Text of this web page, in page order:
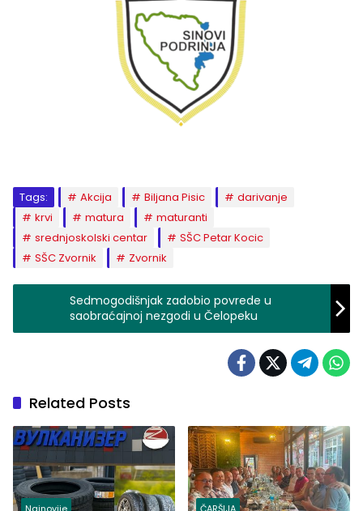
Tags: Akcija Biljana Pisic
darivanje
krvi
matura
maturanti
srednjoskolski centar
SŠC Petar Kocic
SŠC Zvornik
Zvornik
Sedmogodišnjak zadobio povrede u
saobraćajnoj nezgodi u Čelopeku
Related Posts